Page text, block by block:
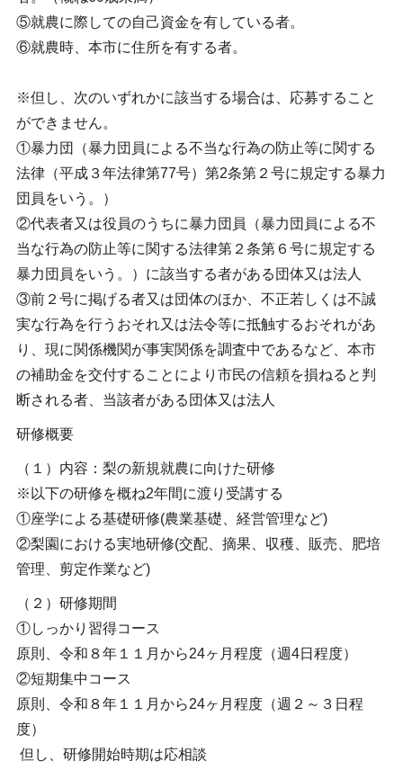
⑤就農に際しての自己資金を有している者。
⑥就農時、本市に住所を有する者。
※但し、次のいずれかに該当する場合は、応募すること
ができません。
①暴力団（暴力団員による不当な行為の防止等に関する
法律（平成３年法律第77号）第2条第２号に規定する暴力
団員をいう。）
②代表者又は役員のうちに暴力団員（暴力団員による不
当な行為の防止等に関する法律第２条第６号に規定する
暴力団員をいう。）に該当する者がある団体又は法人
③前２号に掲げる者又は団体のほか、不正若しくは不誠
実な行為を行うおそれ又は法令等に抵触するおそれがあ
り、現に関係機関が事実関係を調査中であるなど、本市
の補助金を交付することにより市民の信頼を損ねると判
断される者、当該者がある団体又は法人
研修概要
（１）内容：梨の新規就農に向けた研修
※以下の研修を概ね2年間に渡り受講する
①座学による基礎研修(農業基礎、経営管理など)
②梨園における実地研修(交配、摘果、収穫、販売、肥培
管理、剪定作業など)
（２）研修期間
①しっかり習得コース
原則、令和８年１１月から24ヶ月程度（週4日程度）
②短期集中コース
原則、令和８年１１月から24ヶ月程度（週２～３日程
度）
但し、研修開始時期は応相談